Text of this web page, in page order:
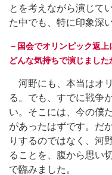
とを考えながら演じて
た中でも、特に印象深
－国会でオリンピック返
どんな気持ちで演じました
河野にも、本当はオ
る。でも、すでに戦争
い。そこには、今の僕
があったはずです。だ
りするのではなく、河
ることを、腹から思い
で臨みました。